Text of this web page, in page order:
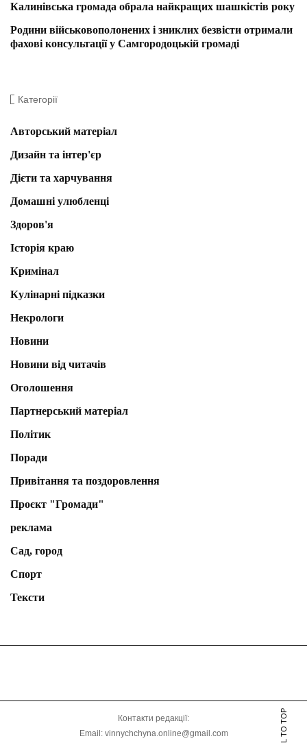
Калинівська громада обрала найкращих шашкістів року
Родини військовополонених і зниклих безвісти отримали
фахові консультації у Самгородоцькій громаді
Категорії
Авторський матеріал
Дизайн та інтер'єр
Дієти та харчування
Домашні улюбленці
Здоров'я
Історія краю
Кримінал
Кулінарні підказки
Некрологи
Новини
Новини від читачів
Оголошення
Партнерський матеріал
Політик
Поради
Привітання та поздоровлення
Проєкт "Громади"
реклама
Сад, город
Спорт
Тексти
Контакти редакції:
Email: vinnychchyna.online@gmail.com